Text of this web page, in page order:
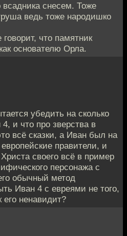
снесем. Тоже
ведь тоже народишко
что памятник
основателю Орла.
убедить на сколько
и что про зверства в
всё сказки, а Иван был на
правители, и
своего всё в пример
персонажа с
обычный метод
Иван 4 с евреями не того,
ненавидит?